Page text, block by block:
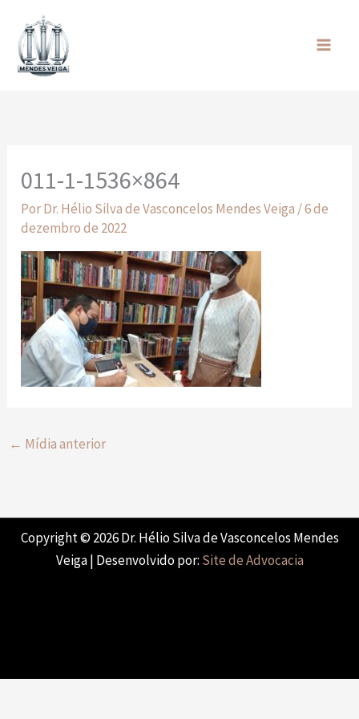
para
conteúdo
011-1-1536×864
PorDr. Hélio Silva de Vasconcelos Mendes Veiga /6 de
dezembro de 2022
← Mídia anterior
Copyright © 2026 Dr. Hélio Silva de Vasconcelos Mendes
Veiga | Desenvolvido por: Site de Advocacia